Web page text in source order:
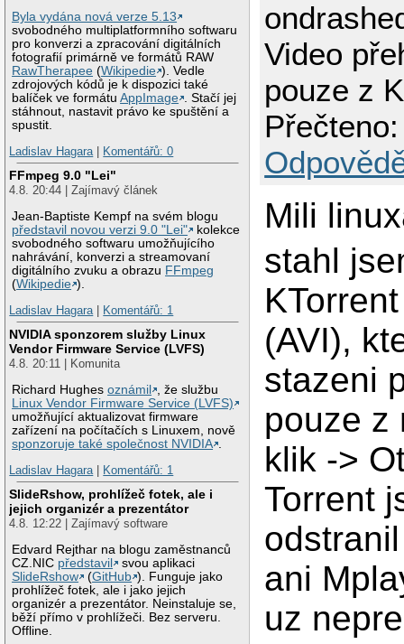
Byla vydána nová verze 5.13
svobodného multiplatformního softwaru
pro konverzi a zpracování digitálních
fotografií primárně ve formátů RAW
RawTherapee (Wikipedie ). Vedle
zdrojových kódů je k dispozici také
balíček ve formátuAppImage
. Stačí jej
stáhnout, nastavit právo ke spuštění a
spustit.
Ladislav Hagara| Komentářů: 0
FFmpeg 9.0 "Lei"
4.8. 20:44 | Zajímavý článek
Jean-Baptiste Kempf na svém blogu
představil novou verzi 9.0 "Lei"
kolekce
svobodného softwaru umožňujícího
nahrávání, konverzi a streamovaní
digitálního zvuku a obrazu FFmpeg
(Wikipedie ).
Ladislav Hagara| Komentářů: 1
NVIDIA sponzorem služby Linux
Vendor Firmware Service (LVFS)
4.8. 20:11 | Komunita
Richard Hughesoznámil
, že službu
Linux Vendor Firmware Service (LVFS)
umožňující aktualizovat firmware
zařízení na počítačích s Linuxem, nově
sponzoruje také společnost NVIDIA
Ladislav Hagara| Komentářů: 1
SlideRshow, prohlížeč fotek, ale i
jejich organizér a prezentátor
4.8. 12:22 | Zajímavý software
Edvard Rejthar na blogu zaměstnanců
CZ.NIC představil
svou aplikaci
SlideRshow
(GitHub ). Funguje jako
prohlížeč fotek, ale i jako jejich
organizér a prezentátor. Neinstaluje se,
běží přímo v prohlížeči. Bez serveru.
Offline.
Video
pouze z
Mili
stahl
(AVI),
stazeni
pouze z
klik ->
Torrent
ani
uz